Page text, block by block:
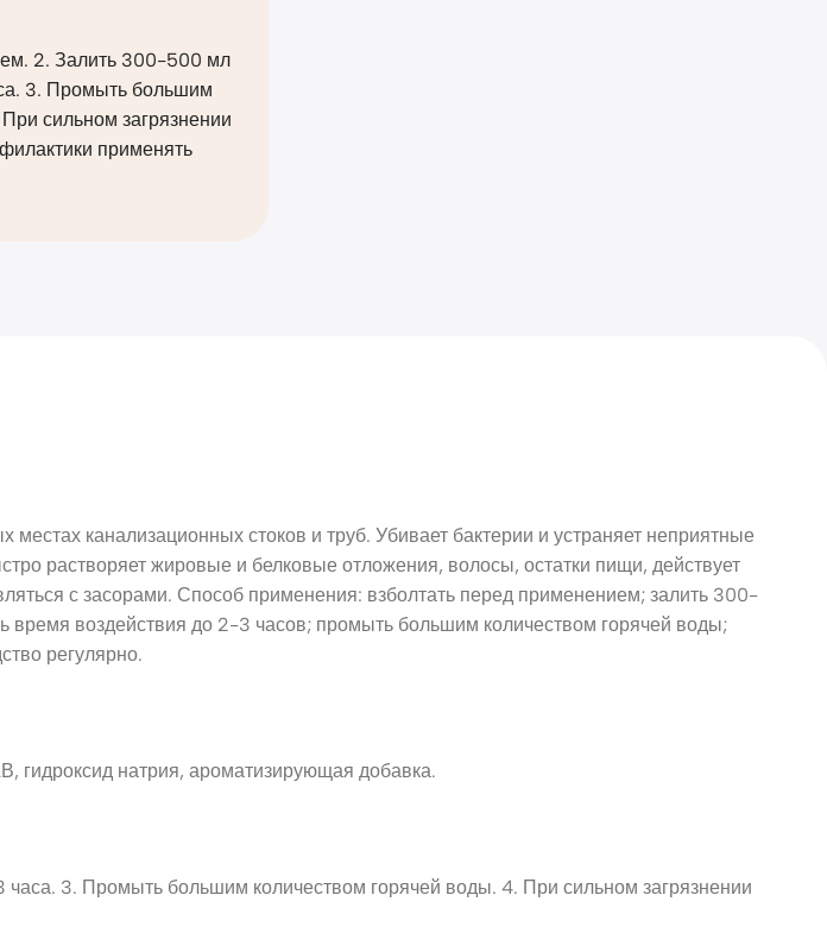
2. Залить 300-500 мл
3. Промыть большим
сильном загрязнении
применять
канализационных стоков и труб. Убивает бактерии и устраняет неприятные
растворяет жировые и белковые отложения, волосы, остатки пищи, действует
с засорами. Способ применения: взболтать перед применением; залить 300-
воздействия до 2-3 часов; промыть большим количеством горячей воды;
регулярно.
гидроксид натрия, ароматизирующая добавка.
3. Промыть большим количеством горячей воды. 4. При сильном загрязнении